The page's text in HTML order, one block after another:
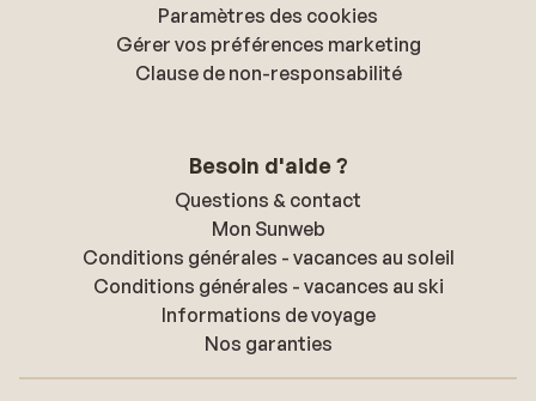
Paramètres des cookies
Gérer vos préférences marketing
Clause de non-responsabilité
Besoin d'aide ?
Questions & contact
Mon Sunweb
Conditions générales - vacances au soleil
Conditions générales - vacances au ski
Informations de voyage
Nos garanties